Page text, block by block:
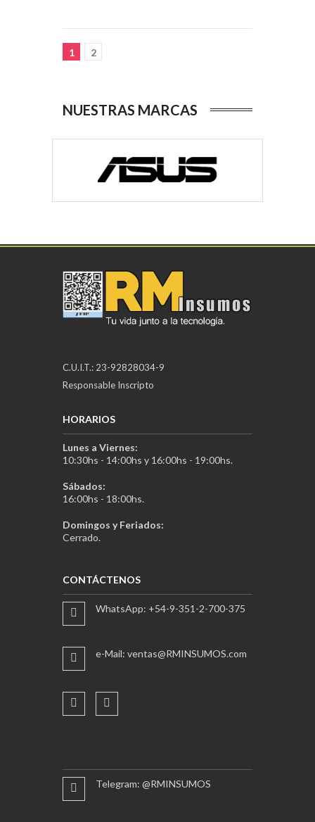
1 2
NUESTRAS MARCAS
C.U.I.T.: 23-92828034-9
Responsable Inscripto
HORARIOS
Lunes a Viernes:
10:30hs - 14:00hs y 16:00hs - 19:00hs.
Sábados:
16:00hs - 18:00hs.
Domingos y Feriados:
Cerrado.
CONTÁCTENOS
WhatsApp: +54-9-351-2-700-375
e-Mail: ventas@RMINSUMOS.com
Telegram: @RMINSUMOS